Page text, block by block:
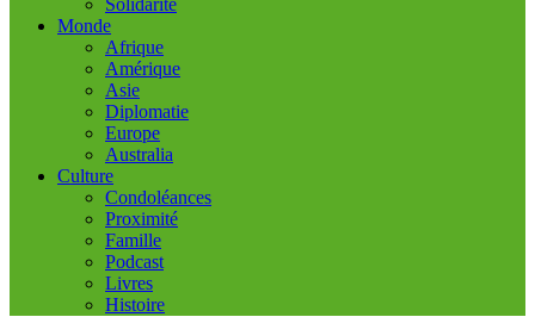
Solidarité
Monde
Afrique
Amérique
Asie
Diplomatie
Europe
Australia
Culture
Condoléances
Proximité
Famille
Podcast
Livres
Histoire